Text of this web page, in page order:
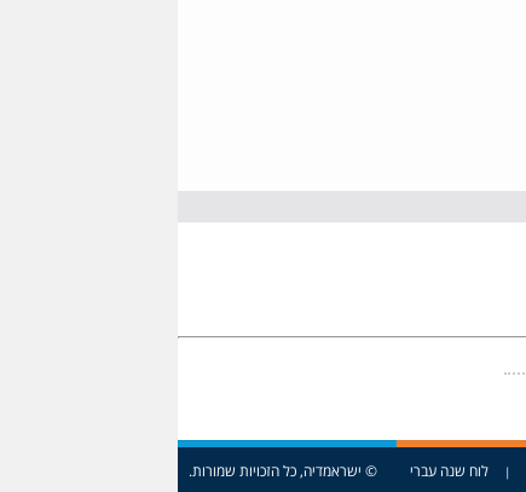
© ישראמדיה, כל הזכויות שמורות. | לוח שנה עברי